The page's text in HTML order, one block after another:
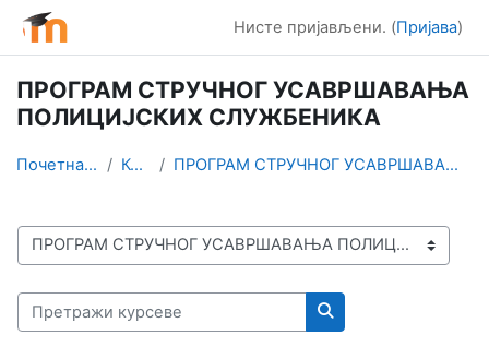
Иди на главни садржај
Нисте пријављени. (Пријава)
ПРОГРАМ СТРУЧНОГ УСАВРШАВАЊА
ПОЛИЦИЈСКИХ СЛУЖБЕНИКА
Почетна страница Курсеви ПРОГРАМ СТРУЧНОГ УСАВРШАВАЊА ПОЛИЦИЈСКИХ СЛУЖБЕНИКА
Категорије курсева
Претражи курсеве
Претражи курсеве